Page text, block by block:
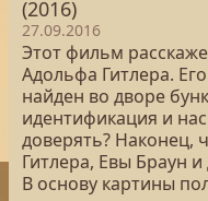
(2016)
27.09.2016
Этот фильм
Адольфа Гитлера.
найден во дворе
идентификация и
доверять? Наконец,
Гитлера, Евы Браун
В основу картины